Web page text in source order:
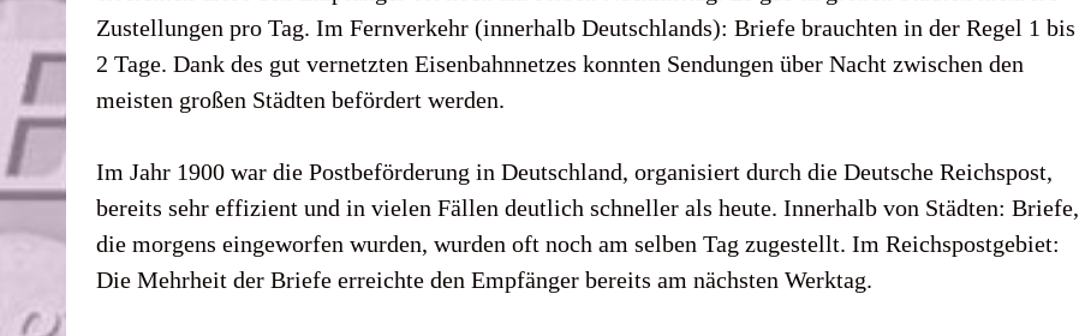
Zustellungen pro Tag. Im Fernverkehr (innerhalb Deutschlands): Briefe brauchten in der Regel 1 bis
2 Tage. Dank des gut vernetzten Eisenbahnnetzes konnten Sendungen über Nacht zwischen den
meisten großen Städten befördert werden.
Im Jahr 1900 war die Postbeförderung in Deutschland, organisiert durch die Deutsche Reichspost,
bereits sehr effizient und in vielen Fällen deutlich schneller als heute. Innerhalb von Städten: Briefe,
die morgens eingeworfen wurden, wurden oft noch am selben Tag zugestellt. Im Reichspostgebiet:
Die Mehrheit der Briefe erreichte den Empfänger bereits am nächsten Werktag.